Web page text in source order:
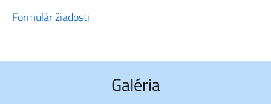
Formulár žiadosti
Galéria